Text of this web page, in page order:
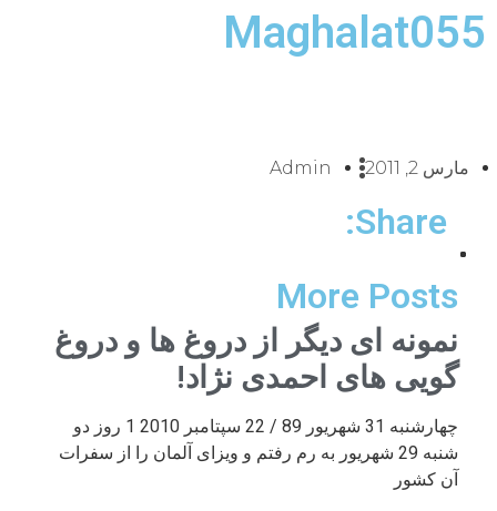
Maghalat055
مارس 2, 2011 Admin
Share:
More Posts
نمونه ای دیگر از دروغ ها و دروغ
گویی های احمدی نژاد!
چهارشنبه 31 شهریور 89 / 22 سپتامبر 2010 1 روز دو
شنبه 29 شهریور به رم رفتم و ویزای آلمان را از سفرات
آن کشور